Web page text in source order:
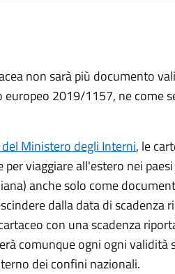
non sarà più documento
2019/1157, ne come
Ministero degli Interni, le
viaggiare all'estero nei
anche solo come
dalla data di scadenza
con una scadenza
comunque ogni ogni validità
dei confini nazionali.